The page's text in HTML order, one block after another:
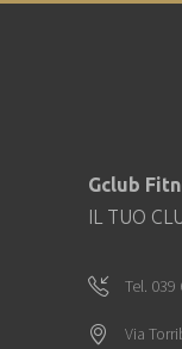
Gclub
IL TUO
Tel. 039
Via